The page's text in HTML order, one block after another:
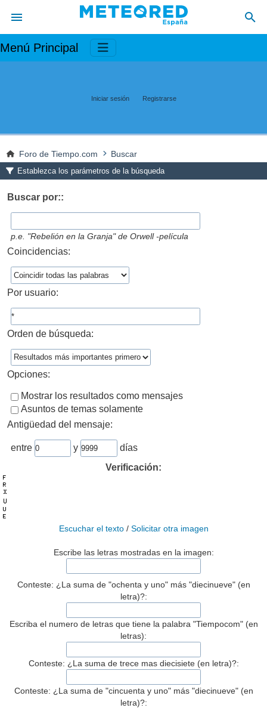
Menú Principal
Iniciar sesión Registrarse
Foro de Tiempo.com Buscar
Establezca los parámetros de la búsqueda
Buscar por::
p.e. "Rebelión en la Granja" de Orwell -película
Coincidencias:
Por usuario:
Orden de búsqueda:
Opciones:
Mostrar los resultados como mensajes
Asuntos de temas solamente
Antigüedad del mensaje:
entre y
días
Verificación:
Escuchar el texto/ Solicitar otra imagen
Escribe las letras mostradas en la imagen:
Conteste: ¿La suma de "ochenta y uno" más "diecinueve" (en
letra)?:
Escriba el numero de letras que tiene la palabra "Tiempocom" (en
letras):
Conteste: ¿La suma de trece mas diecisiete (en letra)?:
Conteste: ¿La suma de "cincuenta y uno" más "diecinueve" (en
letra)?: